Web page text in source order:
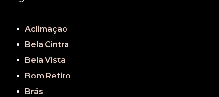
Aclimação
Bela Cintra
Bela Vista
Bom Retiro
Brás